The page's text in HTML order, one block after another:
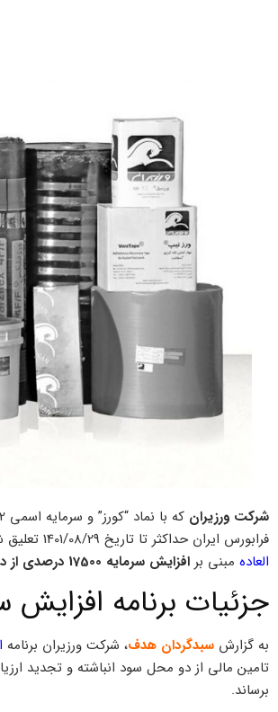
شرکت ورزيران
فرابورس ايران حداكثر تا تاريخ 1401/08/29 تعليق شده است که طی اطلاعیه ای تازه در
العاده مبنی بر افزایش سرمایه 17500 درصدی از دو محل سود انباشته و تجدید ارزیابی دارایی ها
جزئیات برنامه افزایش سرمایه 17500
به گزارش سبدگردان هدف، شرکت ورزيران برنامه
برساند.